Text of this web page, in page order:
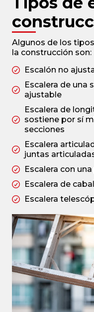
Algunos de los
la construcción son:
Escalón no
Escalera de una
ajustable
Escalera de
sostiene por sí
secciones
Escalera
juntas
Escalera con
Escalera de
Escalera